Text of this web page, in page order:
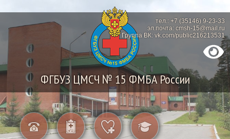
ФГБУЗ ЦМСЧ № 15 ФМБА России
тел.: +7 (35146) 9-23-33
эл.почта: cmsh-15@mail.ru
Группа ВК: vk.com/public216213531